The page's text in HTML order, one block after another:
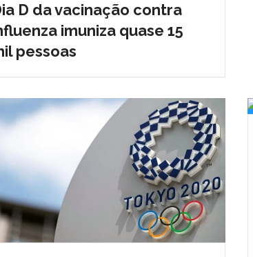
D da vacinação contra
imuniza quase 15
pessoas